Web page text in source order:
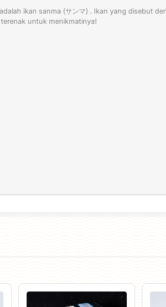
ikan sanma (サンマ) . Ikan yang disebut
untuk menikmatinya!